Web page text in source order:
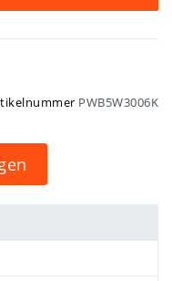
PWB5W3006K